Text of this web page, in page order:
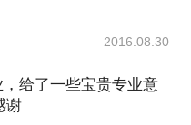
2016.08.30
给了一些宝贵专业意
谢